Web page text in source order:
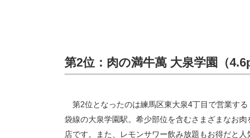
第2位：肉の満牛萬 大泉学園（
第2位となったのは練馬区東大泉4丁目で営業す
袋線の大泉学園駅。希少部位を含むさまざまなお
店です。また、レモンサワー飲み放題もお得だと